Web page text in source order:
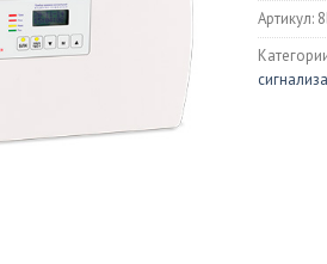
Артикул: